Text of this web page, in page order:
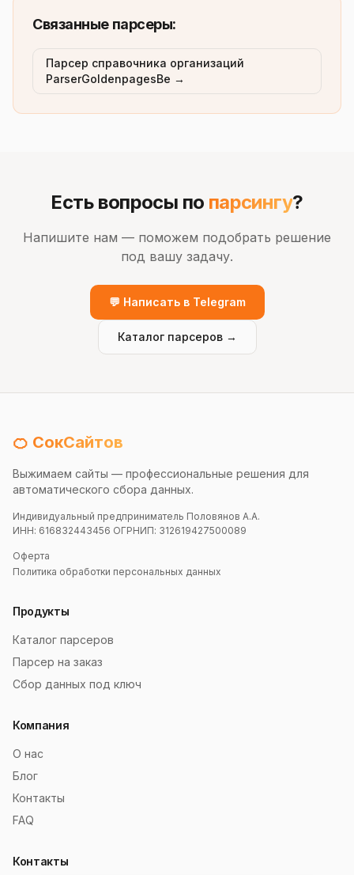
Связанные парсеры:
Парсер справочника организаций
ParserGoldenpagesBe →
Есть вопросы по парсингу?
Напишите нам — поможем подобрать решение
под вашу задачу.
💬 Написать в Telegram
Каталог парсеров →
🍊 СокСайтов
Выжимаем сайты — профессиональные решения для
автоматического сбора данных.
Индивидуальный предприниматель Половянов А.А.
ИНН: 616832443456 ОГРНИП: 312619427500089
Оферта
Политика обработки персональных данных
Продукты
Каталог парсеров
Парсер на заказ
Сбор данных под ключ
Компания
О нас
Блог
Контакты
FAQ
Контакты